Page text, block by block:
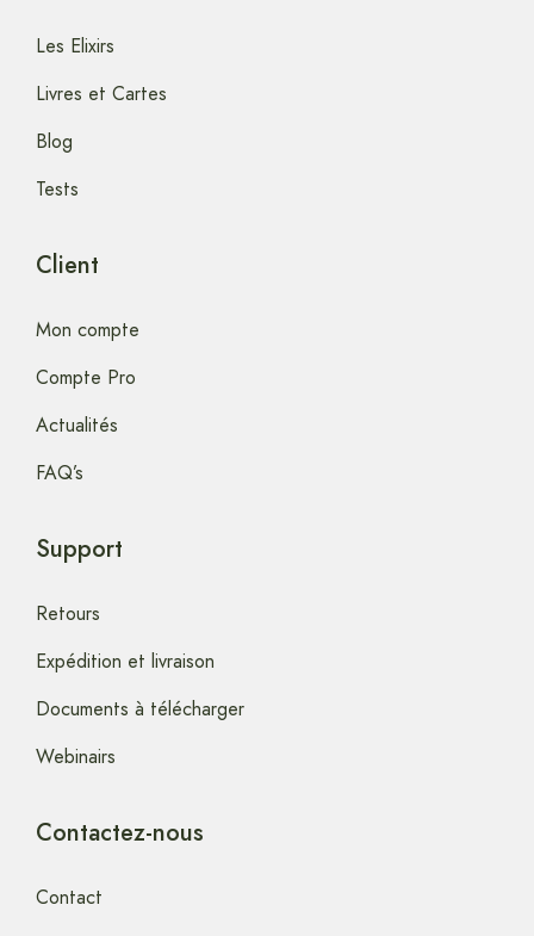
Les Elixirs
Livres et Cartes
Blog
Tests
Client
Mon compte
Compte Pro
Actualités
FAQ’s
Support
Retours
Expédition et livraison
Documents à télécharger
Webinairs
Contactez-nous
Contact